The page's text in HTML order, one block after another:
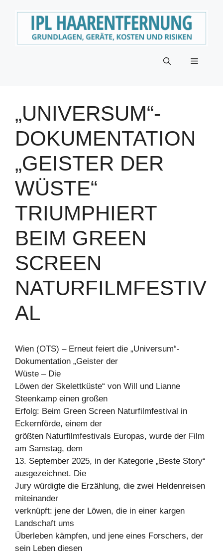
Menü
„UNIVERSUM“-
DOKUMENTATION
„GEISTER DER
WÜSTE“
TRIUMPHIERT
BEIM GREEN
SCREEN
NATURFILMFESTIV
AL
Wien (OTS) – Erneut feiert die „Universum“-
Dokumentation „Geister der
Wüste – Die
Löwen der Skelettküste“ von Will und Lianne
Steenkamp einen großen
Erfolg: Beim Green Screen Naturfilmfestival in
Eckernförde, einem der
größten Naturfilmfestivals Europas, wurde der Film
am Samstag, dem
13. September 2025, in der Kategorie „Beste Story“
ausgezeichnet. Die
Jury würdigte die Erzählung, die zwei Heldenreisen
miteinander
verknüpft: jene der Löwen, die in einer kargen
Landschaft ums
Überleben kämpfen, und jene eines Forschers, der
sein Leben diesen